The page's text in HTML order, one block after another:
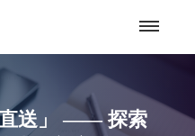
直送」 —— 探索